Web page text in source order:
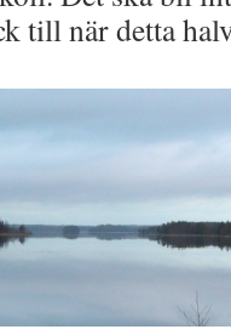
till när detta